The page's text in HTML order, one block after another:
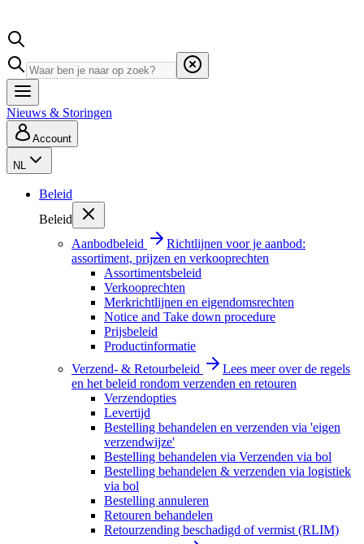
Nieuws & Storingen
Account
NL
Beleid
Beleid
Aanbodbeleid
Richtlijnen voor je aanbod:
assortiment, prijzen en verkooprechten
Assortimentsbeleid
Verkooprechten
Merkrichtlijnen en eigendomsrechten
Notice and Take down procedure
Prijsbeleid
Productinformatie
Verzend- & Retourbeleid
Lees meer over de regels
en het beleid rondom verzenden en retouren
Verzendopties
Levertijd
Bestelling behandelen en verzenden via 'eigen
verzendwijze'
Bestelling behandelen via Verzenden via bol
Bestelling behandelen & verzenden via logistiek
via bol
Bestelling annuleren
Retouren behandelen
Retourzending beschadigd of vermist (RLIM)